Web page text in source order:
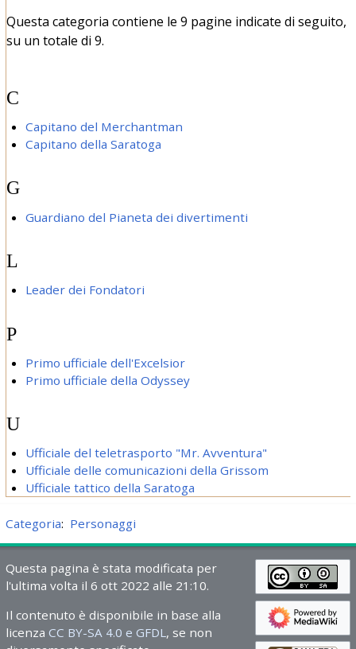
Questa categoria contiene le 9 pagine indicate di seguito,
su un totale di 9.
C
Capitano del Merchantman
Capitano della Saratoga
G
Guardiano del Pianeta dei divertimenti
L
Leader dei Fondatori
P
Primo ufficiale dell'Excelsior
Primo ufficiale della Odyssey
U
Ufficiale del teletrasporto "Mr. Avventura"
Ufficiale delle comunicazioni della Grissom
Ufficiale tattico della Saratoga
Categoria: Personaggi
Questa pagina è stata modificata per
l'ultima volta il 6 ott 2022 alle 21:10.
Il contenuto è disponibile in base alla
licenza CC BY-SA 4.0 e GFDL, se non